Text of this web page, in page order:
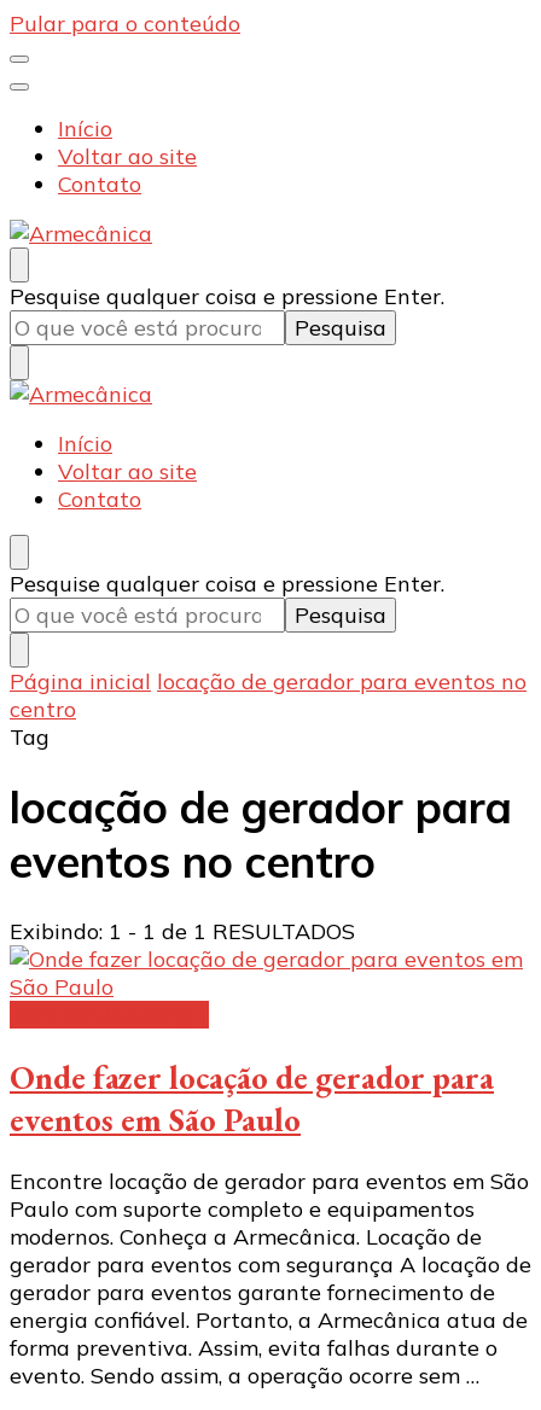
Pular para o conteúdo
Início
Voltar ao site
Contato
Armecânica
Blog
Procurando
algo?
Pesquise qualquer coisa e pressione Enter.
Armecânica
Blog
Início
Voltar ao site
Contato
Procurando
algo?
Pesquise qualquer coisa e pressione Enter.
Página inicial locação de gerador para eventos no
centro
Tag
locação de gerador para
eventos no centro
Exibindo: 1 - 1 de 1 RESULTADOS
Onde fazer locação de gerador para
eventos em São Paulo
Encontre locação de gerador para eventos em São
Paulo com suporte completo e equipamentos
modernos. Conheça a Armecânica. Locação de
gerador para eventos com segurança A locação de
gerador para eventos garante fornecimento de
energia confiável. Portanto, a Armecânica atua de
forma preventiva. Assim, evita falhas durante o
evento. Sendo assim, a operação ocorre sem …